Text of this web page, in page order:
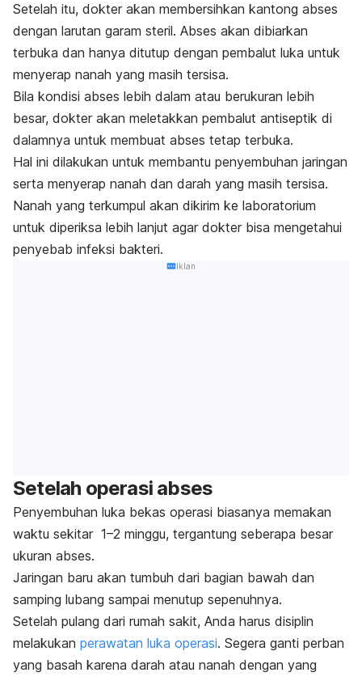
Setelah itu, dokter akan membersihkan kantong abses
dengan larutan garam steril. Abses akan dibiarkan
terbuka dan hanya ditutup dengan pembalut luka untuk
menyerap nanah yang masih tersisa.
Bila kondisi abses lebih dalam atau berukuran lebih
besar, dokter akan meletakkan pembalut antiseptik di
dalamnya untuk membuat abses tetap terbuka.
Hal ini dilakukan untuk membantu penyembuhan jaringan
serta menyerap nanah dan darah yang masih tersisa.
Nanah yang terkumpul akan dikirim ke laboratorium
untuk diperiksa lebih lanjut agar dokter bisa mengetahui
penyebab infeksi bakteri.
Iklan
Setelah operasi abses
Penyembuhan luka bekas operasi biasanya memakan
waktu sekitar 1–2 minggu, tergantung seberapa besar
ukuran abses.
Jaringan baru akan tumbuh dari bagian bawah dan
samping lubang sampai menutup sepenuhnya.
Setelah pulang dari rumah sakit, Anda harus disiplin
melakukan perawatan luka operasi. Segera ganti perban
yang basah karena darah atau nanah dengan yang